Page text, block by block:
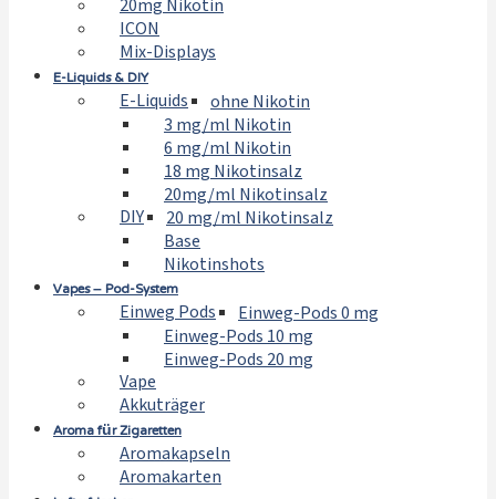
20mg Nikotin
ICON
Mix-Displays
E-Liquids & DIY
E-Liquids
ohne Nikotin
3 mg/ml Nikotin
6 mg/ml Nikotin
18 mg Nikotinsalz
20mg/ml Nikotinsalz
DIY
20 mg/ml Nikotinsalz
Base
Nikotinshots
Vapes – Pod-System
Einweg Pods
Einweg-Pods 0 mg
Einweg-Pods 10 mg
Einweg-Pods 20 mg
Vape
Akkuträger
Aroma für Zigaretten
Aromakapseln
Aromakarten